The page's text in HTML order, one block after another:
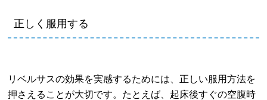
正しく服用する
リベルサスの効果を実感するためには、正しい服用方法を
押さえることが大切です。たとえば、起床後すぐの空腹時